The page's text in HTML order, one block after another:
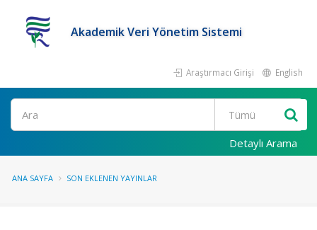
Akademik Veri Yönetim Sistemi
Araştırmacı Girişi English
Ara
Detaylı Arama
ANA SAYFA SON EKLENEN YAYINLAR